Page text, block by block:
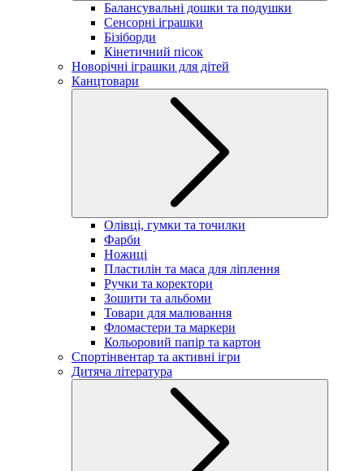
Балансувальні дошки та подушки
Сенсорні іграшки
Бізіборди
Кінетичний пісок
Новорічні іграшки для дітей
Канцтовари
Олівці, гумки та точилки
Фарби
Ножиці
Пластилін та маса для ліплення
Ручки та коректори
Зошити та альбоми
Товари для малювання
Фломастери та маркери
Кольоровий папір та картон
Спортінвентар та активні ігри
Дитяча література